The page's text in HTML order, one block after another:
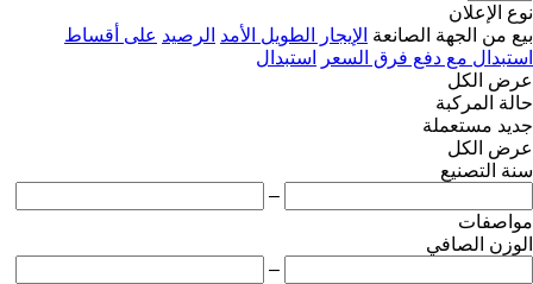
نوع الإعلان
بيع من الجهة الصانعة الإيجار الطويل الأمد الرصيد على أقساط
استبدال مع دفع فرق السعر
استبدال
عرض الكل
حالة المركبة
جديد مستعملة
عرض الكل
سنة التصنيع
–
مواصفات
الوزن الصافي
–